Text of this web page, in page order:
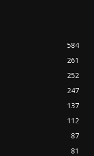
584
261
252
247
137
112
87
81